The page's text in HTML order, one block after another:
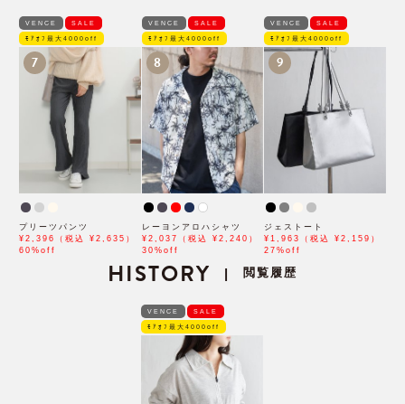
VENCE SALE
ﾓｱｵﾌ最大4000off
7
プリーツパンツ
¥2,396（税込 ¥2,635）
60%off
VENCE SALE
ﾓｱｵﾌ最大4000off
8
レーヨンアロハシャツ
¥2,037（税込 ¥2,240）
30%off
VENCE SALE
ﾓｱｵﾌ最大4000off
9
ジェストート
¥1,963（税込 ¥2,159）
27%off
HISTORY | 閲覧履歴
VENCE SALE
ﾓｱｵﾌ最大4000off